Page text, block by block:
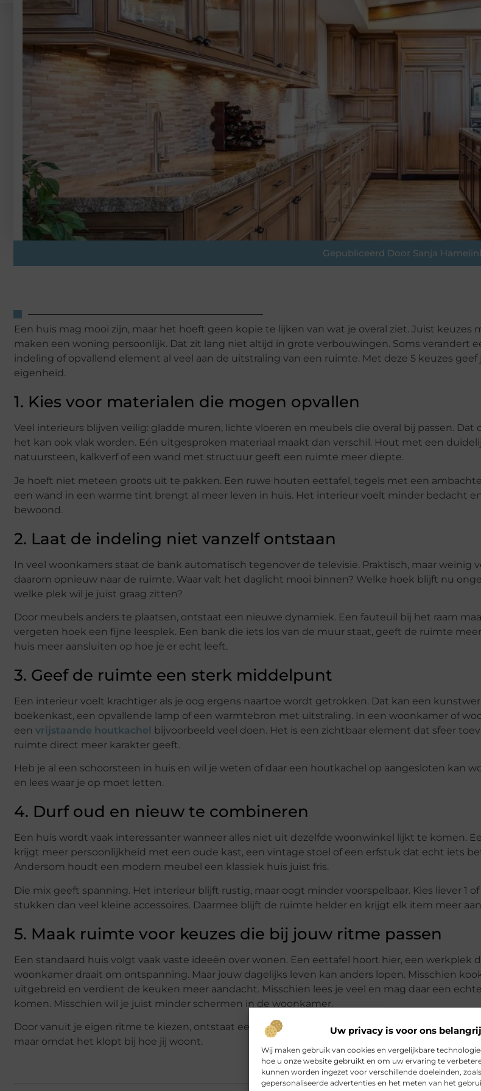
Uw privacy is voor ons
Wij maken gebruik van cookies en vergelijkbare
hoe u onze website gebruikt en om uw ervaring te
kunnen worden ingezet voor verschillende doeleinden,
gepersonaliseerde advertenties en het meten van het
Gepubliceerd Door Sanja
Een huis mag mooi zijn, maar het hoeft geen kopie te lijken van wat je overal ziet. Juist keuzes
maken een woning persoonlijk. Dat zit lang niet altijd in grote verbouwingen. Soms verandert
indeling of opvallend element al veel aan de uitstraling van een ruimte. Met deze 5 keuzes geef
eigenheid.
1. Kies voor materialen die mogen opvallen
Veel interieurs blijven veilig: gladde muren, lichte vloeren en meubels die overal bij passen. Dat
het kan ook vlak worden. Eén uitgesproken materiaal maakt dan verschil. Hout met een
natuursteen, kalkverf of een wand met structuur geeft een ruimte meer diepte.
Je hoeft niet meteen groots uit te pakken. Een ruwe houten eettafel, tegels met een
een wand in een warme tint brengt al meer leven in huis. Het interieur voelt minder bedacht
bewoond.
2. Laat de indeling niet vanzelf ontstaan
In veel woonkamers staat de bank automatisch tegenover de televisie. Praktisch, maar weinig
daarom opnieuw naar de ruimte. Waar valt het daglicht mooi binnen? Welke hoek blijft nu
welke plek wil je juist graag zitten?
Door meubels anders te plaatsen, ontstaat een nieuwe dynamiek. Een fauteuil bij het raam
vergeten hoek een fijne leesplek. Een bank die iets los van de muur staat, geeft de ruimte
huis meer aansluiten op hoe je er echt leeft.
3. Geef de ruimte een sterk middelpunt
Een interieur voelt krachtiger als je oog ergens naartoe wordt getrokken. Dat kan een
boekenkast, een opvallende lamp of een warmtebron met uitstraling. In een woonkamer of
een vrijstaande houtkachel bijvoorbeeld veel doen. Het is een zichtbaar element dat sfeer
ruimte direct meer karakter geeft.
Heb je al een schoorsteen in huis en wil je weten of daar een houtkachel op aangesloten kan
en lees waar je op moet letten.
4. Durf oud en nieuw te combineren
Een huis wordt vaak interessanter wanneer alles niet uit dezelfde woonwinkel lijkt te komen.
krijgt meer persoonlijkheid met een oude kast, een vintage stoel of een erfstuk dat echt iets
Andersom houdt een modern meubel een klassiek huis juist fris.
Die mix geeft spanning. Het interieur blijft rustig, maar oogt minder voorspelbaar. Kies liever 1
stukken dan veel kleine accessoires. Daarmee blijft de ruimte helder en krijgt elk item meer
5. Maak ruimte voor keuzes die bij jouw ritme passen
Een standaard huis volgt vaak vaste ideeën over wonen. Een eettafel hoort hier, een werkplek
woonkamer draait om ontspanning. Maar jouw dagelijks leven kan anders lopen. Misschien
uitgebreid en verdient de keuken meer aandacht. Misschien lees je veel en mag daar een
komen. Misschien wil je juist minder schermen in de woonkamer.
Door vanuit je eigen ritme te kiezen, ontstaat een huis dat persoonlijker aanvoelt. Niet omdat
maar omdat het klopt bij hoe jij woont.